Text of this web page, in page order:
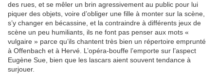
des rues, et se mêler un brin agressivement au public pour lui
piquer des objets, voire d’obliger une fille à monter sur la scène,
s’y changer en bécassine, et la contraindre à différents jeux de
scène un peu humiliants, ils ne font pas penser aux mots «
vulgaire » parce qu’ils chantent très bien un répertoire emprunté
à Offenbach et à Hervé. L’opéra-bouffe l’emporte sur l’aspect
Eugène Sue, bien que les lascars aient souvent tendance à
surjouer.